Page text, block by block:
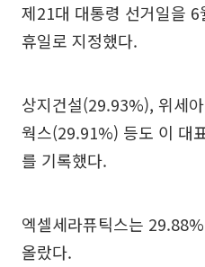
제21대 대통령 선거일을
휴일로 지정했다.
상지건설(29.93%), 위세
웍스(29.91%) 등도 이 대
를 기록했다.
엑셀세라퓨틱스는
올랐다.